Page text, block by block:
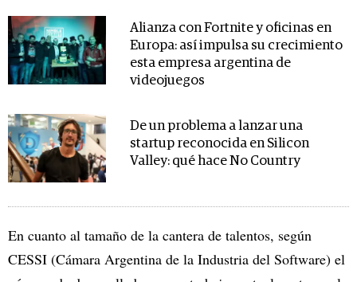
Alianza con Fortnite y oficinas en
Europa: así impulsa su crecimiento
esta empresa argentina de
videojuegos
De un problema a lanzar una
startup reconocida en Silicon
Valley: qué hace No Country
En cuanto al tamaño de la cantera de talentos, según
CESSI (Cámara Argentina de la Industria del Software) el